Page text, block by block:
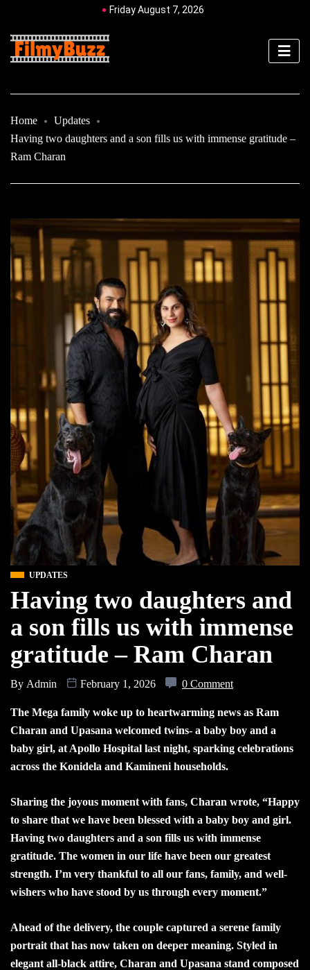
Friday August 7, 2026
Home
Updates
Having two daughters and a son fills us with immense gratitude –
Ram Charan
UPDATES
Having two daughters and
a son fills us with immense
gratitude – Ram Charan
By Admin February 1, 2026 0 Comment
The Mega family woke up to heartwarming news as Ram
Charan and Upasana welcomed twins- a baby boy and a
baby girl, at Apollo Hospital last night, sparking celebrations
across the Konidela and Kamineni households.
Sharing the joyous moment with fans, Charan wrote, “Happy
to share that we have been blessed with a baby boy and girl.
Having two daughters and a son fills us with immense
gratitude. The women in our life have been our greatest
strength. I’m very thankful to all our fans, family, and well-
wishers who have stood by us through every moment.”
Ahead of the delivery, the couple captured a serene family
portrait that has now taken on deeper meaning. Styled in
elegant all-black attire, Charan and Upasana stand composed